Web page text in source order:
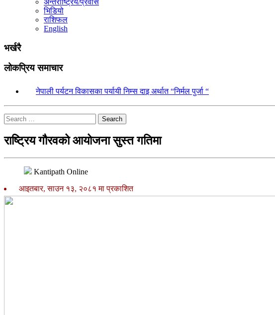
अन्तर्राष्ट्रिय/प्रवास
भिडियो
राशिफल
English
भर्खरै
लोकप्रिय समाचार
नेपाली पर्यटन विकासका पर्यायी निम्स दाइ अर्थात “निर्मल पुर्जा “
Search
राष्ट्रिय गौरवको आयोजना सुस्त गतिमा
Kantipath Online
आइतबार, साउन १३, २०८१ मा प्रकाशित